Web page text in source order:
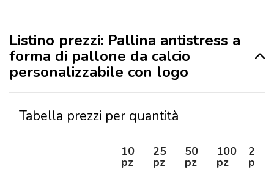
Listino prezzi: Pallina antistress a
forma di pallone da calcio
personalizzabile con logo
Tabella prezzi per quantità
10
pz
25
pz
50
pz
100
pz
250
pz